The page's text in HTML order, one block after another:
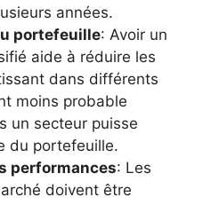
années.
portefeuille: Avoir un
aide à réduire les
dans différents
moins probable
un secteur puisse
du portefeuille.
performances: Les
doivent être